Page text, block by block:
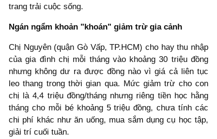
trang trải cuộc sống.
Ngán ngẩm khoản "khoán" giảm trừ gia cảnh
Chị Nguyên (quận Gò Vấp, TP.HCM) cho hay thu nhập
của gia đình chị mỗi tháng vào khoảng 30 triệu đồng
nhưng không dư ra được đồng nào vì giá cả liên tục
leo thang trong thời gian qua. Mức giảm trừ cho con
chị là 4,4 triệu đồng/tháng nhưng riêng tiền học hằng
tháng cho mỗi bé khoảng 5 triệu đồng, chưa tính các
chi phí khác như ăn uống, mua sắm dụng cụ học tập,
giải trí cuối tuần.